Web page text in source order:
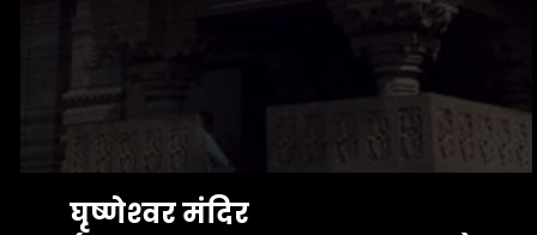
घृष्‍णेश्‍वर मंदिर